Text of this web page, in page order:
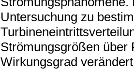
Untersuchung zu
Strömungsgrößen über
Wirkungsgrad